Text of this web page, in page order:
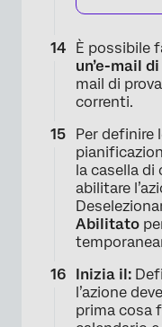
È possibile
un’e-mail
mail di
correnti.
Per definire
la casella
abilitare
Abilitato
Inizia il:
l’azione
prima cosa